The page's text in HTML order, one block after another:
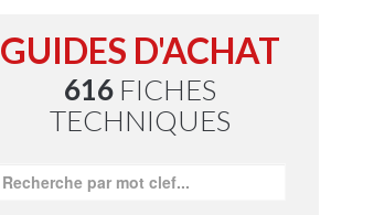
GUIDES D'ACHAT
616FICHES
TECHNIQUES